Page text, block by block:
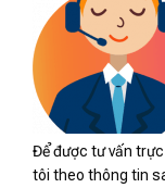
Để được tư vấn
tôi theo thông tin